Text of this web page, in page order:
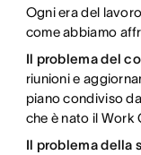
Ogni era del
come abbiamo
Il problema del
riunioni e
piano condiviso
che è nato il Work
Il problema della